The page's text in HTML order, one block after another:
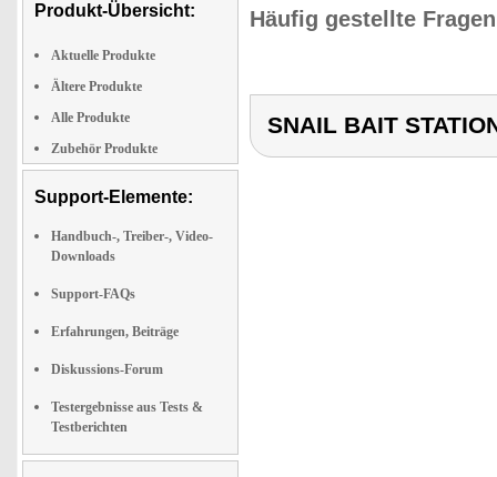
Produkt-Übersicht:
Aktuelle Produkte
Ältere Produkte
Alle Produkte
Zubehör Produkte
Support-Elemente:
Handbuch-, Treiber-, Video-
Downloads
Support-FAQs
Erfahrungen, Beiträge
Diskussions-Forum
Testergebnisse aus Tests &
Testberichten
Häufig gestellte
SNAIL BAIT